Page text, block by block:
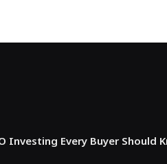
Investing Every Buyer Should